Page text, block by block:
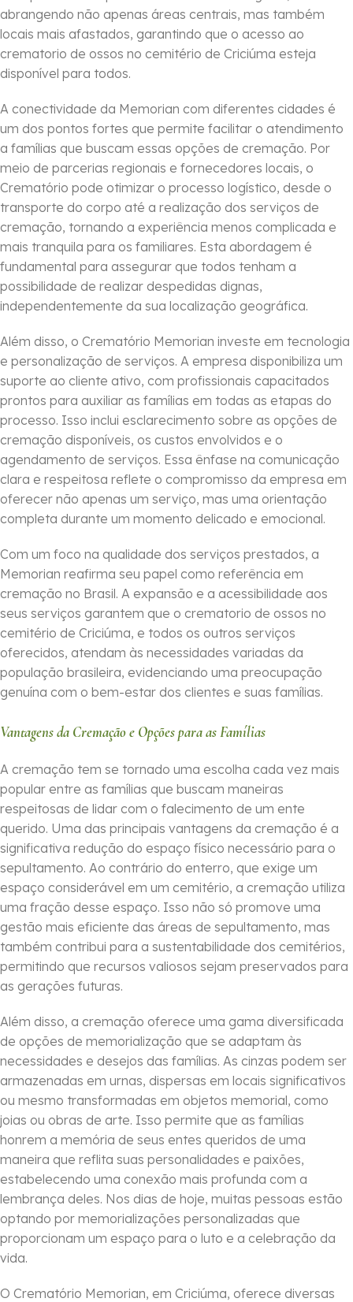
abrangendo não apenas áreas centrais, mas também
locais mais afastados, garantindo que o acesso ao
crematorio de ossos no cemitério de Criciúma esteja
disponível para todos.
A conectividade da Memorian com diferentes cidades é
um dos pontos fortes que permite facilitar o atendimento
a famílias que buscam essas opções de cremação. Por
meio de parcerias regionais e fornecedores locais, o
Crematório pode otimizar o processo logístico, desde o
transporte do corpo até a realização dos serviços de
cremação, tornando a experiência menos complicada e
mais tranquila para os familiares. Esta abordagem é
fundamental para assegurar que todos tenham a
possibilidade de realizar despedidas dignas,
independentemente da sua localização geográfica.
Além disso, o Crematório Memorian investe em tecnologia
e personalização de serviços. A empresa disponibiliza um
suporte ao cliente ativo, com profissionais capacitados
prontos para auxiliar as famílias em todas as etapas do
processo. Isso inclui esclarecimento sobre as opções de
cremação disponíveis, os custos envolvidos e o
agendamento de serviços. Essa ênfase na comunicação
clara e respeitosa reflete o compromisso da empresa em
oferecer não apenas um serviço, mas uma orientação
completa durante um momento delicado e emocional.
Com um foco na qualidade dos serviços prestados, a
Memorian reafirma seu papel como referência em
cremação no Brasil. A expansão e a acessibilidade aos
seus serviços garantem que o crematorio de ossos no
cemitério de Criciúma, e todos os outros serviços
oferecidos, atendam às necessidades variadas da
população brasileira, evidenciando uma preocupação
genuína com o bem-estar dos clientes e suas famílias.
Vantagens da Cremação e Opções para as Famílias
A cremação tem se tornado uma escolha cada vez mais
popular entre as famílias que buscam maneiras
respeitosas de lidar com o falecimento de um ente
querido. Uma das principais vantagens da cremação é a
significativa redução do espaço físico necessário para o
sepultamento. Ao contrário do enterro, que exige um
espaço considerável em um cemitério, a cremação utiliza
uma fração desse espaço. Isso não só promove uma
gestão mais eficiente das áreas de sepultamento, mas
também contribui para a sustentabilidade dos cemitérios,
permitindo que recursos valiosos sejam preservados para
as gerações futuras.
Além disso, a cremação oferece uma gama diversificada
de opções de memorialização que se adaptam às
necessidades e desejos das famílias. As cinzas podem ser
armazenadas em urnas, dispersas em locais significativos
ou mesmo transformadas em objetos memorial, como
joias ou obras de arte. Isso permite que as famílias
honrem a memória de seus entes queridos de uma
maneira que reflita suas personalidades e paixões,
estabelecendo uma conexão mais profunda com a
lembrança deles. Nos dias de hoje, muitas pessoas estão
optando por memorializações personalizadas que
proporcionam um espaço para o luto e a celebração da
vida.
O Crematório Memorian, em Criciúma, oferece diversas